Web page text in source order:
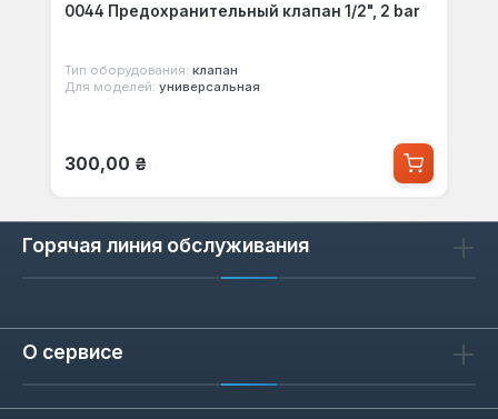
0044 Предохранительный клапан 1/2", 2 bar
Тип оборудования: клапан
Для моделей: универсальная
Обычная цена:
300,00 ₴
Горячая линия обслуживания
О сервисе